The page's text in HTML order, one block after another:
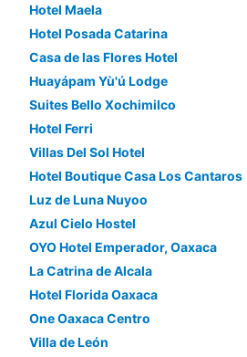
Hotel Maela
Hotel Posada Catarina
Casa de las Flores Hotel
Huayápam Yù'ú Lodge
Suites Bello Xochimilco
Hotel Ferri
Villas Del Sol Hotel
Hotel Boutique Casa Los Cantaros
Luz de Luna Nuyoo
Azul Cielo Hostel
OYO Hotel Emperador, Oaxaca
La Catrina de Alcala
Hotel Florida Oaxaca
One Oaxaca Centro
Villa de León